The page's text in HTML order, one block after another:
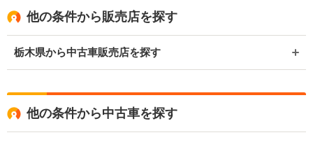
他の条件から販売店を探す
栃木県から中古車販売店を探す
他の条件から中古車を探す